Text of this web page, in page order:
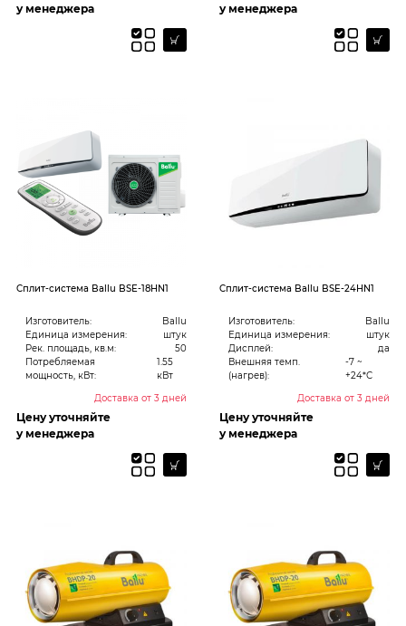
у менеджера
у менеджера
Cплит-система Ballu BSE-18HN1
Изготовитель:
Ballu
Единица измерения:
штук
Рек. площадь, кв.м:
50
Потребляемая
мощность, кВт:
1.55
кВт
Доставка от 3 дней
Цену уточняйте
у менеджера
Cплит-система Ballu BSE-24HN1
Изготовитель:
Ballu
Единица измерения:
штук
Дисплей:
да
Внешняя темп.
(нагрев):
-7 ~
+24*С
Доставка от 3 дней
Цену уточняйте
у менеджера